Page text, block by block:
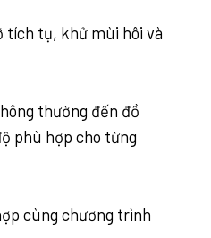
tích tụ, khử mùi hôi và
thường đến đồ
phù hợp cho từng
cùng chương trình